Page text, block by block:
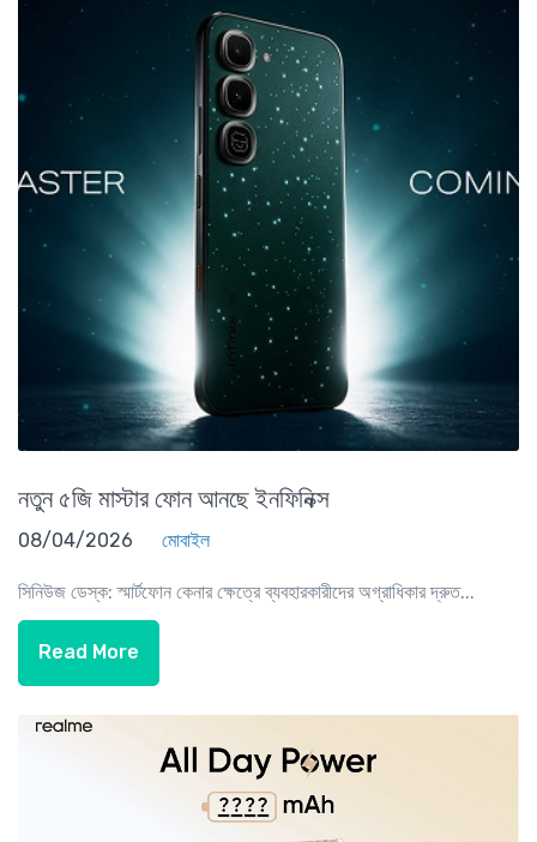
নতুন ৫জি মাস্টার ফোন আনছে ইনফিনিক্স
08/04/2026 মোবাইল
সিনিউজ ডেস্ক: স্মার্টফোন কেনার ক্ষেত্রে ব্যবহারকারীদের অগ্রাধিকার দ্রুত...
Read More